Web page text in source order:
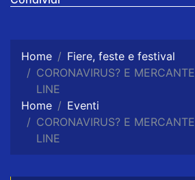
Home
Fiere, feste e festival
CORONAVIRUS? E
LINE
Home
Eventi
CORONAVIRUS? E
LINE